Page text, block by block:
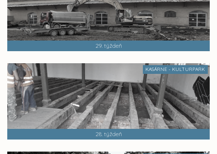
29. týždeň
KASÁRNE - KULTURPARK
28. týždeň